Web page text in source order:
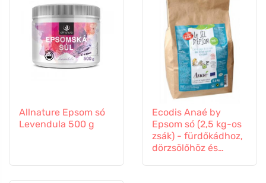
Allnature Epsom só
Levendula 500 g
Ecodis Anaé by
Epsom só (2,5 kg-os
zsák) - fürdőkádhoz,
dörzsölőhöz és